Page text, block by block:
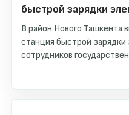
быстрой зарядки
В район Нового Ташкента
станция быстрой зарядки
сотрудников